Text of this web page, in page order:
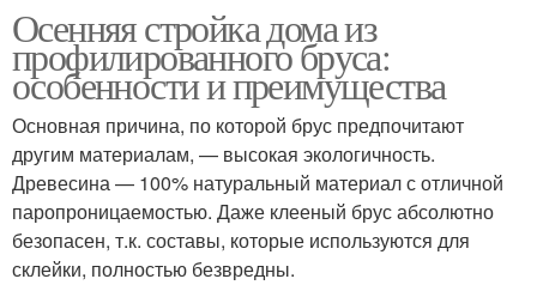
Осенняя стройка дома из
профилированного бруса:
особенности и преимущества
Основная причина, по которой брус предпочитают
другим материалам, — высокая экологичность.
Древесина — 100% натуральный материал с отличной
паропроницаемостью. Даже клееный брус абсолютно
безопасен, т.к. составы, которые используются для
склейки, полностью безвредны.